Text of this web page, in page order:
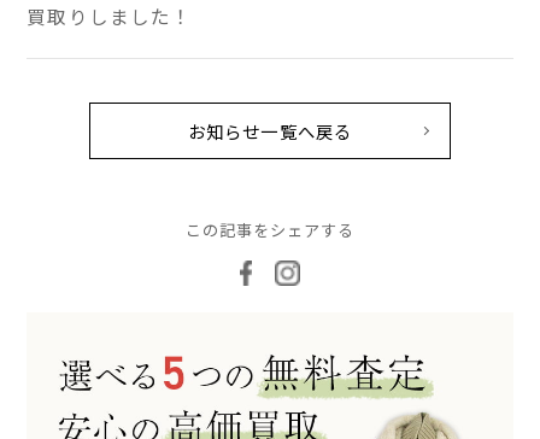
買取りしました！
お知らせ一覧へ戻る
この記事をシェアする